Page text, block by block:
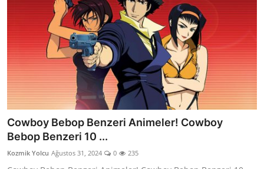
Anime Önerileri
Kore Dünyası
Anime Karakterleri
Anime
Dizi & Film
Testler
Cowboy Bebop Benzeri Animeler! Cowboy
Bebop Benzeri 10 ...
Kozmik Yolcu Ağustos 31, 2024 0 235